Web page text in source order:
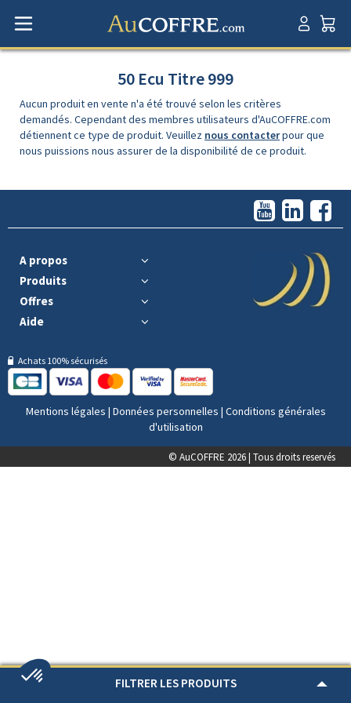
FILTRER LES PRODUITS
50 Ecu Titre 999
Aucun produit en vente n'a été trouvé selon les critères
demandés. Cependant des membres utilisateurs d'AuCOFFRE.com
détiennent ce type de produit. Veuillez nous contacterpour que
nous puissions nous assurer de la disponibilité de ce produit.
A propos
Produits
Offres
Aide
Achats 100% sécurisés
Mentions légales | Données personnelles | Conditions générales
d'utilisation
© AuCOFFRE 2026 | Tous droits reservés